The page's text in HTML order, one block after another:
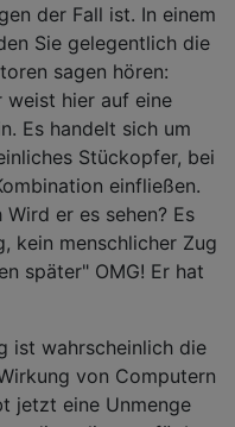
der Fall ist. In einem
Sie gelegentlich die
sagen hören:
weist hier auf eine
Es handelt sich um
Stückopfer, bei
einfließen.
er es sehen? Es
kein menschlicher Zug
später" OMG! Er hat
ist wahrscheinlich die
von Computern
jetzt eine Unmenge